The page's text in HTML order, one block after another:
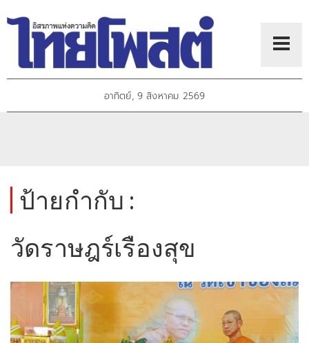
อาทิตย์, 9 สิงหาคม 2569
ป้ายกำกับ :
วัดราษฎร์เรืองสุข